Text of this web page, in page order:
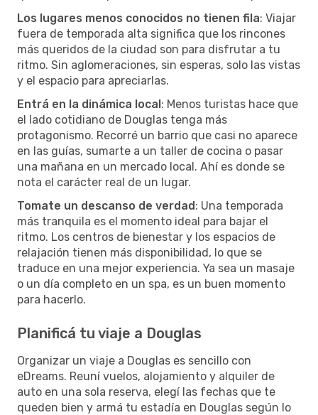
Los lugares menos conocidos no tienen fila: Viajar
fuera de temporada alta significa que los rincones
más queridos de la ciudad son para disfrutar a tu
ritmo. Sin aglomeraciones, sin esperas, solo las vistas
y el espacio para apreciarlas.
Entrá en la dinámica local: Menos turistas hace que
el lado cotidiano de Douglas tenga más
protagonismo. Recorré un barrio que casi no aparece
en las guías, sumarte a un taller de cocina o pasar
una mañana en un mercado local. Ahí es donde se
nota el carácter real de un lugar.
Tomate un descanso de verdad: Una temporada
más tranquila es el momento ideal para bajar el
ritmo. Los centros de bienestar y los espacios de
relajación tienen más disponibilidad, lo que se
traduce en una mejor experiencia. Ya sea un masaje
o un día completo en un spa, es un buen momento
para hacerlo.
Planificá tu viaje a Douglas
Organizar un viaje a Douglas es sencillo con
eDreams. Reuní vuelos, alojamiento y alquiler de
auto en una sola reserva, elegí las fechas que te
queden bien y armá tu estadía en Douglas según lo